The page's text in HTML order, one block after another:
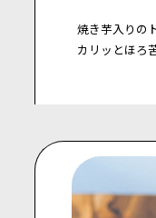
焼き芋入りの
カリッとほろ